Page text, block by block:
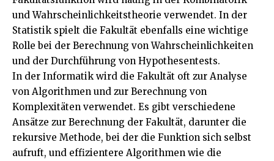
und Wahrscheinlichkeitstheorie verwendet. In der
Statistik spielt die Fakultät ebenfalls eine wichtige
Rolle bei der Berechnung von Wahrscheinlichkeiten
und der Durchführung von Hypothesentests.
In der Informatik wird die Fakultät oft zur Analyse
von Algorithmen und zur Berechnung von
Komplexitäten verwendet. Es gibt verschiedene
Ansätze zur Berechnung der Fakultät, darunter die
rekursive Methode, bei der die Funktion sich selbst
aufruft, und effizientere Algorithmen wie die